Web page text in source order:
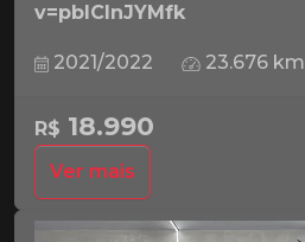
v=pbICInJYMfk
2021/2022 23.676 km
R$ 18.990
Ver mais